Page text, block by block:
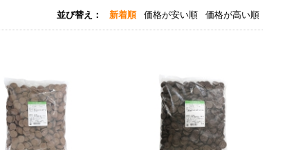
並び替え 新着順 価格が安い順 価格が高い順